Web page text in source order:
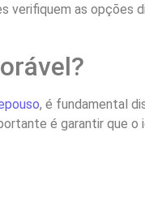
as
, é fundamental
é garantir que